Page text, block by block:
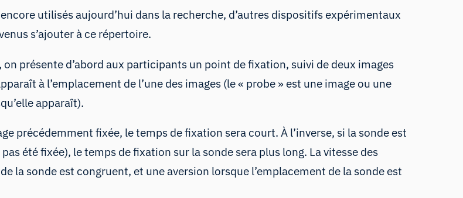
utilisés aujourd’hui dans la recherche, d’autres dispositifs expérimentaux
s’ajouter à ce répertoire.
on présente d’abord aux participants un point de fixation, suivi de deux images
à l’emplacement de l’une des images (le « probe » est une image ou une
apparaît).
précédemment fixée, le temps de fixation sera court. À l’inverse, si la sonde est
été fixée), le temps de fixation sur la sonde sera plus long. La vitesse des
la sonde est congruent, et une aversion lorsque l’emplacement de la sonde est